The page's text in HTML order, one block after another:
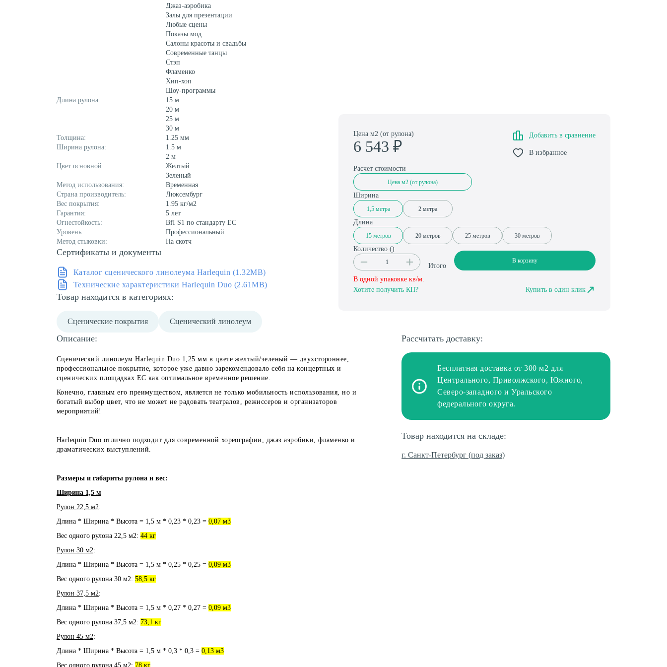
Джаз-аэробика
Залы для презентации
Любые сцены
Показы мод
Салоны красоты и свадьбы
Современные танцы
Стэп
Фламенко
Хип-хоп
Шоу-программы
Длина рулона:
15 м
20 м
25 м
30 м
Толщина:
1.25 мм
Ширина рулона:
1.5 м
2 м
Цвет основной:
Желтый
Зеленый
Метод использования:
Временная
Страна производитель:
Люксембург
Вес покрытия:
1.95 кг/м2
Гарантия:
5 лет
Огнестойкость:
BfI S1 по стандарту ЕС
Уровень:
Профессиональный
Метод стыковки:
На скотч
Сертификаты и документы
Каталог сценического линолеума Harlequin (1.32MB)
Технические характеристики Harlequin Duo (2.61MB)
Товар находится в категориях:
Сценические покрытия Сценический линолеум
Цена м2 (от рулона)
6 543 ₽
Добавить в сравнение
В избранное
Расчет стоимости
Цена м2 (от рулона)
Ширина
1,5 метра 2 метра
Длина
15 метров 20 метров 25 метров 30 метров
Количество ()
Итого
В корзину
В одной упаковке кв/м.
Хотите получить КП?
Купить в один клик
Описание:
Сценический линолеум Harlequin Duo 1,25 мм в цвете желтый/зеленый — двухстороннее,
профессиональное покрытие, которое уже давно зарекомендовало себя на концертных и
сценических площадках ЕС как оптимальное временное решение.
Конечно, главным его преимуществом, является не только мобильность использования, но и
богатый выбор цвет, что не может не радовать театралов, режиссеров и организаторов
мероприятий!
Harlequin Duo отлично подходит для современной хореографии, джаз аэробики, фламенко и
драматических выступлений.
Размеры и габариты рулона и вес:
Ширина 1,5 м
Рулон 22,5 м2:
Длина * Ширина * Высота = 1,5 м * 0,23 * 0,23 = 0,07 м3
Вес одного рулона 22,5 м2: 44 кг
Рулон 30 м2:
Длина * Ширина * Высота = 1,5 м * 0,25 * 0,25 = 0,09 м3
Вес одного рулона 30 м2: 58,5 кг
Рулон 37,5 м2:
Длина * Ширина * Высота = 1,5 м * 0,27 * 0,27 = 0,09 м3
Вес одного рулона 37,5 м2: 73,1 кг
Рулон 45 м2:
Длина * Ширина * Высота = 1,5 м * 0,3 * 0,3 = 0,13 м3
Вес одного рулона 45 м2: 78 кг
Рассчитать доставку:
Бесплатная доставка от 300 м2 для
Центрального, Приволжского, Южного,
Северо-западного и Уральского
федерального округа.
Товар находится на складе:
г. Санкт-Петербург (под заказ)